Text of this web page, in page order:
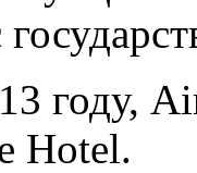
году,
Hotel.